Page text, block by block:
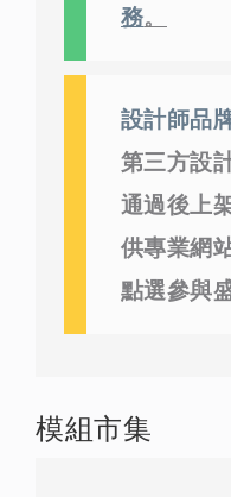
務。
設計師品
第三方設
通過後上
供專業網
點選參與
模組市集